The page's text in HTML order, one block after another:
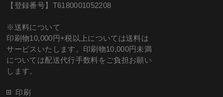
【登録番号】T6180001052208
※送料について
印刷物10,000円+税以上については送料は
サービスいたします。印刷物10,000円未満
については配送代行手数料をご負担お願い
します。
印刷